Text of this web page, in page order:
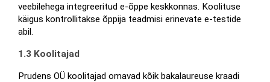
veebilehega integreeritud e-õppe keskkonnas. Koolituse
käigus kontrollitakse õppija teadmisi erinevate e-testide
abil.
1.3 Koolitajad
Prudens OÜ koolitajad omavad kõik bakalaureuse kraadi